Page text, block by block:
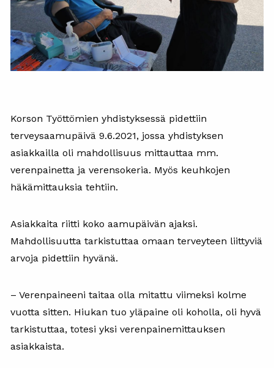
Korson Työttömien yhdistyksessä pidettiin
terveysaamupäivä 9.6.2021, jossa yhdistyksen
asiakkailla oli mahdollisuus mittauttaa mm.
verenpainetta ja verensokeria. Myös keuhkojen
häkämittauksia tehtiin.
Asiakkaita riitti koko aamupäivän ajaksi.
Mahdollisuutta tarkistuttaa omaan terveyteen liittyviä
arvoja pidettiin hyvänä.
– Verenpaineeni taitaa olla mitattu viimeksi kolme
vuotta sitten. Hiukan tuo yläpaine oli koholla, oli hyvä
tarkistuttaa, totesi yksi verenpainemittauksen
asiakkaista.